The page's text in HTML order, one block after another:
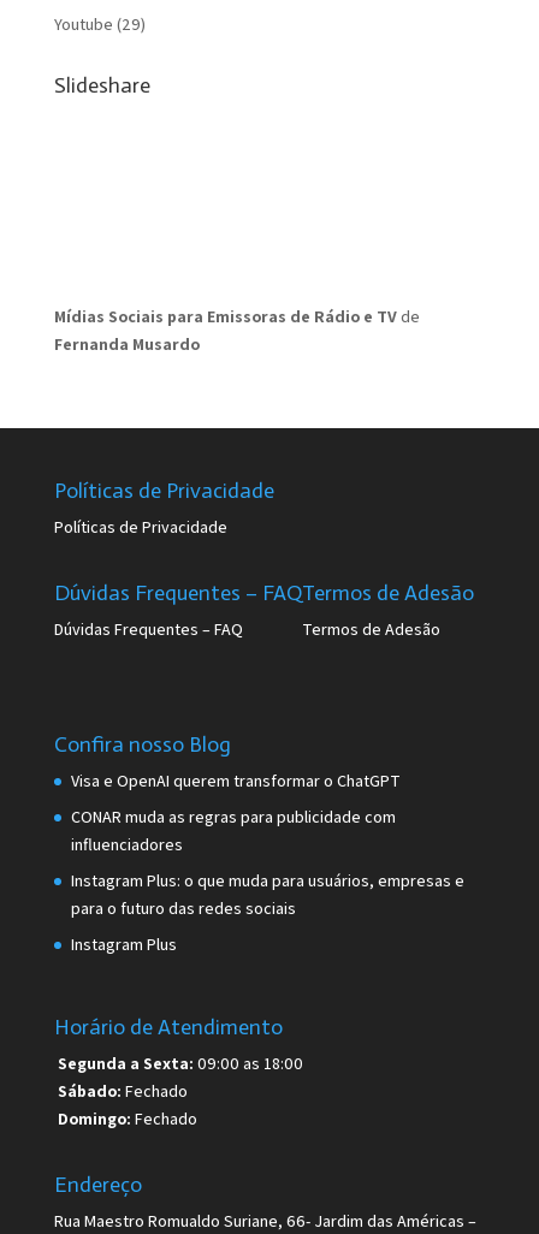
Youtube (29)
Slideshare
Mídias Sociais para Emissoras de Rádio e TVde
Fernanda Musardo
Políticas de Privacidade
Políticas de Privacidade
Dúvidas Frequentes – FAQ
Dúvidas Frequentes – FAQ
Termos de Adesão
Termos de Adesão
Confira nosso Blog
Visa e OpenAI querem transformar o ChatGPT
CONAR muda as regras para publicidade com
influenciadores
Instagram Plus: o que muda para usuários, empresas e
para o futuro das redes sociais
Instagram Plus
Horário de Atendimento
Segunda a Sexta: 09:00 as 18:00
Sábado: Fechado
Domingo: Fechado
Endereço
Rua Maestro Romualdo Suriane, 66- Jardim das Américas –